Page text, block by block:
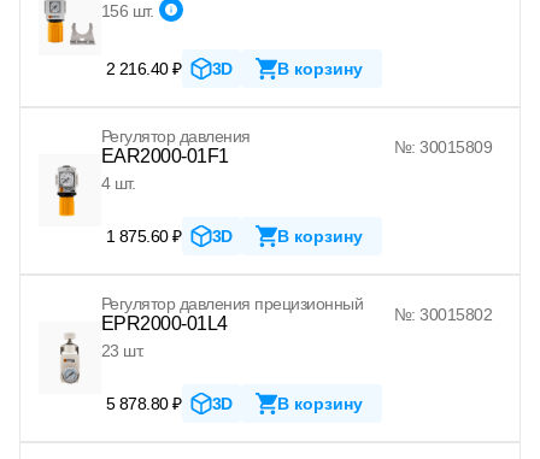
156 шт.
2 216.40 ₽ 3D В корзину
Регулятор давления
EAR2000-01F1
№: 30015809
4 шт.
1 875.60 ₽ 3D В корзину
Регулятор давления прецизионный
EPR2000-01L4
№: 30015802
23 шт.
5 878.80 ₽ 3D В корзину